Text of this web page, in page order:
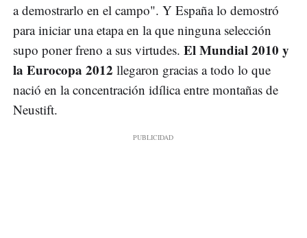
a demostrarlo en el campo". Y España lo demostró
para iniciar una etapa en la que ninguna selección
supo poner freno a sus virtudes. El Mundial 2010 y
la Eurocopa 2012 llegaron gracias a todo lo que
nació en la concentración idílica entre montañas de
Neustift.